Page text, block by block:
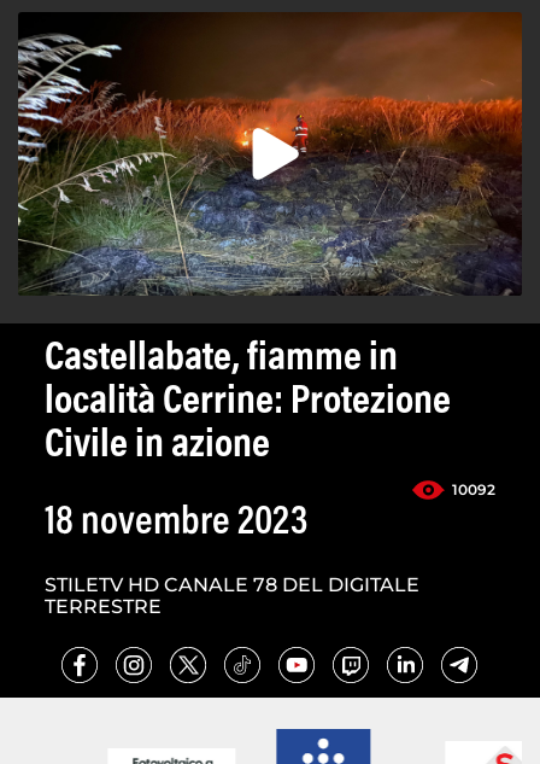
Castellabate, fiamme in
località Cerrine: Protezione
Civile in azione
10092
18 novembre 2023
STILETV HD CANALE 78 DEL DIGITALE
TERRESTRE